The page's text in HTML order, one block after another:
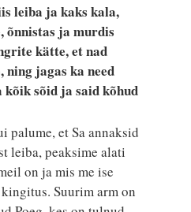
leiba ja kaks kala,
õnnistas ja murdis
kätte, et nad
jagas ka need
sõid ja said kõhud
palume, et Sa annaksid
leiba, peaksime alati
on ja mis me ise
Suurim arm on